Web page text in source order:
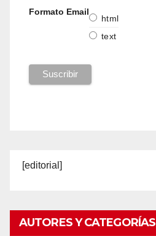
Formato Email
html
text
[editorial]
AUTORES Y CATEGORÍAS